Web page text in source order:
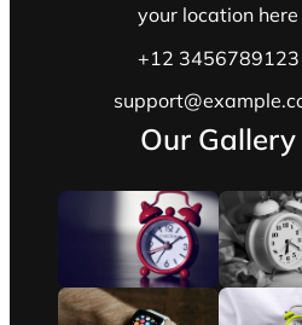
your location here
+12 3456789123
Our Gallery